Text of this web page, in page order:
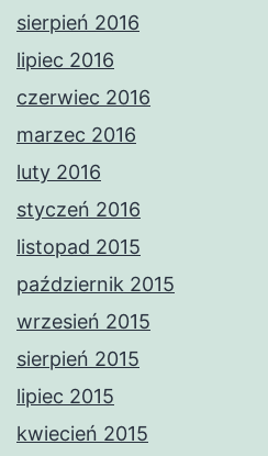
sierpień 2016
lipiec 2016
czerwiec 2016
marzec 2016
luty 2016
styczeń 2016
listopad 2015
październik 2015
wrzesień 2015
sierpień 2015
lipiec 2015
kwiecień 2015